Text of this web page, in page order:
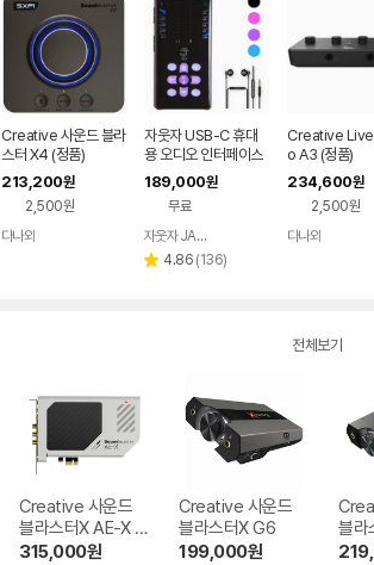
Creative 사운드 블라
스터 X4 (정품)
213,200원
2,500원
다나와
자웃자 USB-C 휴대
용 오디오 인터페이스
189,000원
무료
페이
자웃자 JAUTJA
별 4.86 리
(136)
Creative
o A3 (정품)
234,600원
2,500원
다나와
전체보기
Creative 사운드
블라스터X AE-X P
CI-e
315,000원
Creative 사운드
블라스터X G6
199,000원
블라
B-C